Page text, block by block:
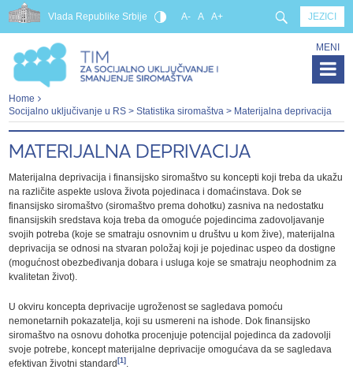
Vlada Republike Srbije JEZICI
A- A A+
MENI
Home
Socijalno uključivanje u RS >Statistika siromaštva > Materijalna deprivacija
MATERIJALNA DEPRIVACIJA
Materijalna deprivacija i finansijsko siromaštvo su koncepti koji treba da ukažu
na različite aspekte uslova života pojedinaca i domaćinstava. Dok se
finansijsko siromaštvo (siromaštvo prema dohotku) zasniva na nedostatku
finansijskih sredstava koja treba da omoguće pojedincima zadovoljavanje
svojih potreba (koje se smatraju osnovnim u društvu u kom žive), materijalna
deprivacija se odnosi na stvaran položaj koji je pojedinac uspeo da dostigne
(mogućnost obezbeđivanja dobara i usluga koje se smatraju neophodnim za
kvalitetan život).
U okviru koncepta deprivacije ugroženost se sagledava pomoću
nemonetarnih pokazatelja, koji su usmereni na ishode. Dok finansijsko
siromaštvo na osnovu dohotka procenjuje potencijal pojedinca da zadovolji
svoje potrebe, koncept materijalne deprivacije omogućava da se sagledava
efektivan životni standard[1]